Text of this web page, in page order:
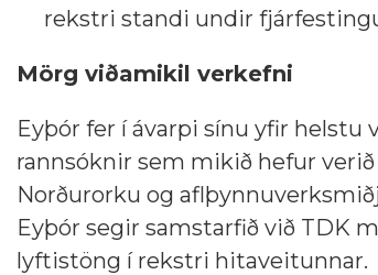
rekstri standi undir
Mörg viðamikil verkefni
Eyþór fer í ávarpi sínu yfir
rannsóknir sem mikið hefur
Norðurorku og
Eyþór segir samstarfið við TDK
lyftistöng í rekstri hitaveitunnar.